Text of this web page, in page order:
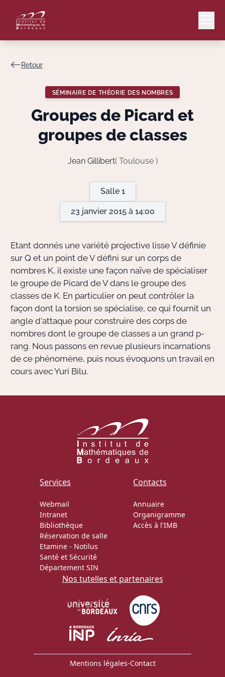
Lang
Actions
Doctorant·e·s
Bibliothèque
Informatique
Retour
SÉMINAIRE DE THÉORIE DES NOMBRES
Groupes de Picard et
groupes de classes
Jean Gillibert( Toulouse )
Salle 1
23 janvier 2015 à 14:00
Etant donnés une variété projective lisse V définie
sur Q et un point de V défini sur un corps de
nombres K, il existe une façon naïve de spécialiser
le groupe de Picard de V dans le groupe des
classes de K. En particulier on peut contrôler la
façon dont la torsion se spécialise, ce qui fournit un
angle d'attaque pour construire des corps de
nombres dont le groupe de classes a un grand p-
rang. Nous passons en revue plusieurs incarnations
de ce phénomène, puis nous évoquons un travail en
cours avec Yuri Bilu.
Services
Webmail
Intranet
Bibliothèque
Réservation de salle
Etamine - Notilus
Santé et Sécurité
Département SIN
Contacts
Annuaire
Organigramme
Accès à l'IMB
Nos tutelles et partenaires
Mentions légales-Contact